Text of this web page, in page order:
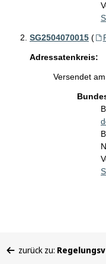
SG2504070015 (
Adressatenkreis:
Versendet
befinden
zurück zu: